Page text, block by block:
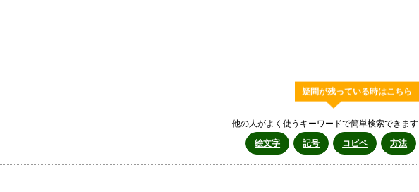
疑問が残っている時はこちら
他の人がよく使うキーワードで簡単検索できます
絵文字
記号 コピペ 方法